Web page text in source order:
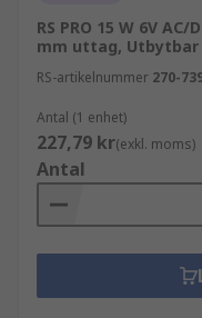
RS PRO 15 W 6V
mm uttag, Utbytbar
RS-artikelnummer 270-
Antal (1 enhet)
227,79 kr(exkl. moms)
Antal